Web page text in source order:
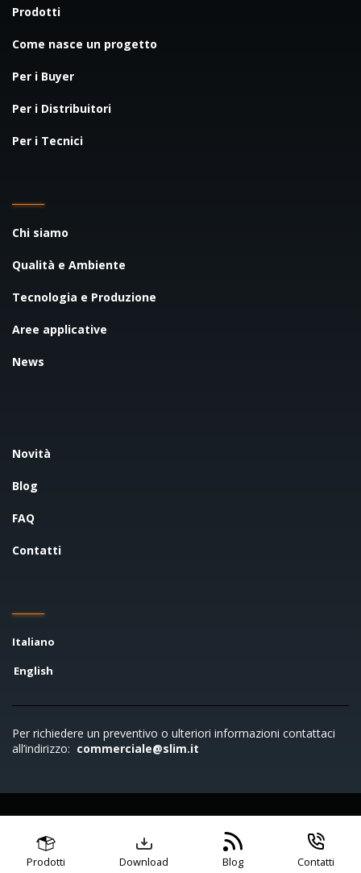
Prodotti
Come nasce un progetto
Per i Buyer
Per i Distribuitori
Per i Tecnici
Chi siamo
Qualità e Ambiente
Tecnologia e Produzione
Aree applicative
News
Novità
Blog
FAQ
Contatti
Italiano
English
Per richiedere un preventivo o ulteriori informazioni contattaci
all’indirizzo: commerciale@slim.it
Condizioni di vendita
Codice di condotta
policy
Cookie policy
Prodotti Download Blog Contatti